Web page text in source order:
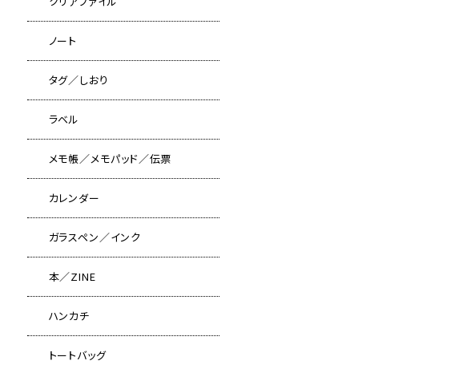
ノート
タグ／しおり
ラベル
メモ帳／メモパッド／伝票
カレンダー
ガラスペン／インク
本／ZINE
ハンカチ
トートバッグ